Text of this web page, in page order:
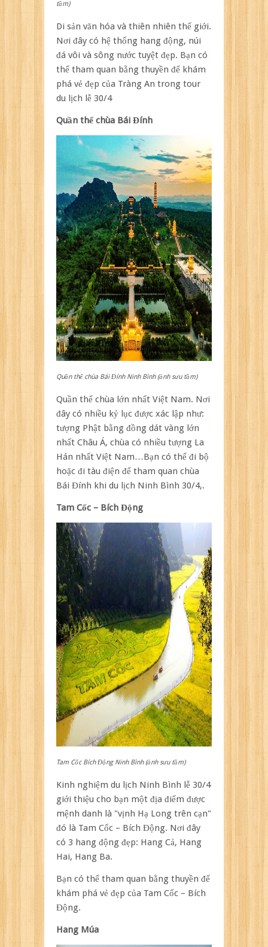
tầm)
Di sản văn hóa và thiên nhiên thế giới.
Nơi đây có hệ thống hang động, núi
đá vôi và sông nước tuyệt đẹp. Bạn có
thể tham quan bằng thuyền để khám
phá vẻ đẹp của Tràng An trong tour
du lịch lễ 30/4
Quần thể chùa Bái Đính
Quần thể chùa Bái Đính Ninh Bình (ảnh sưu tầm)
Quần thể chùa lớn nhất Việt Nam. Nơi
đây có nhiều kỷ lục được xác lập như:
tượng Phật bằng đồng dát vàng lớn
nhất Châu Á, chùa có nhiều tượng La
Hán nhất Việt Nam…Bạn có thể đi bộ
hoặc đi tàu điện để tham quan chùa
Bái Đính khi du lịch Ninh Bình 30/4,.
Tam Cốc – Bích Động
Tam Cốc Bích Động Ninh Bình (ảnh sưu tầm)
Kinh nghiệm du lịch Ninh Bình lễ 30/4
giới thiệu cho bạn một địa điểm được
mệnh danh là "vịnh Hạ Long trên cạn"
đó là Tam Cốc – Bích Động. Nơi đây
có 3 hang động đẹp: Hang Cả, Hang
Hai, Hang Ba.
Bạn có thể tham quan bằng thuyền để
khám phá vẻ đẹp của Tam Cốc – Bích
Động.
Hang Múa